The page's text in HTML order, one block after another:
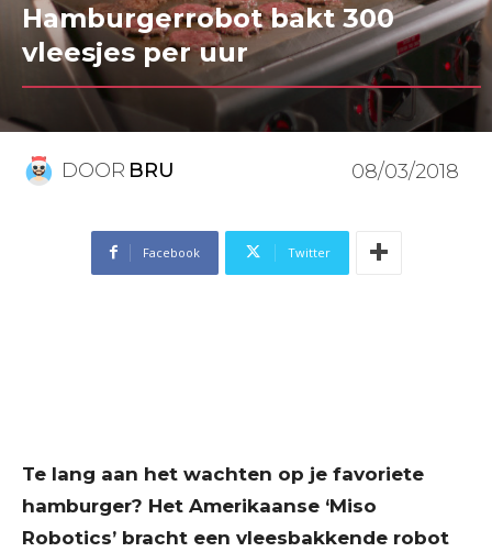
Hamburgerrobot bakt 300
vleesjes per uur
DOOR BRU 08/03/2018
Facebook Twitter
Te lang aan het wachten op je favoriete
hamburger? Het Amerikaanse ‘Miso
Robotics’ bracht een vleesbakkende robot